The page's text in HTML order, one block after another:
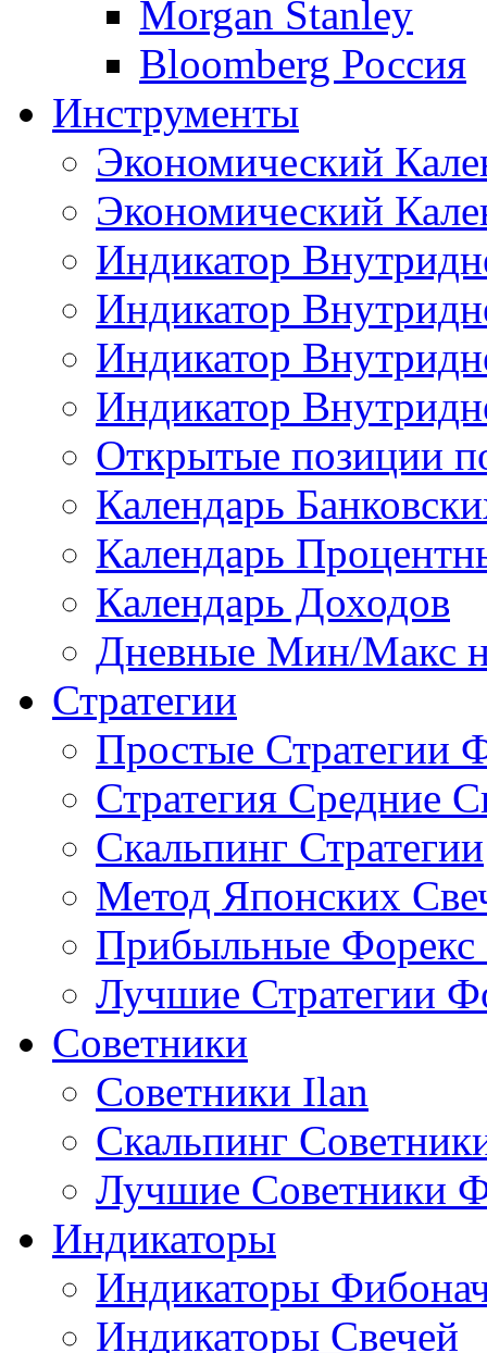
Morgan Stanley
Bloomberg Россия
Инструменты
Экономический
Экономический
Индикатор
Индикатор
Индикатор
Индикатор
Открытые позиции
Календарь
Календарь
Календарь Доходов
Дневные Мин/Макс
Стратегии
Простые Стратегии
Стратегия Средние
Скальпинг Стратегии
Метод Японских
Прибыльные Форекс
Лучшие Стратегии
Советники
Советники Ilan
Скальпинг
Лучшие Советники
Индикаторы
Индикаторы
Индикаторы Свечей